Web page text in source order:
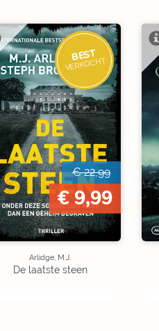
BEST
VERKOCHT
€ 22,99
€ 9,99
Arlidge, M.J.
De laatste steen